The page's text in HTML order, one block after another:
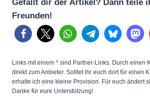
Gefällt dir der Artikel? Dann teile
Freunden!
Links mit einem * sind Partner-Links. Durch einen
direkt zum Anbieter. Solltet ihr euch dort für einen
erhalte ich eine kleine Provision. Für euch ändert
Danke für eure Unterstützung!